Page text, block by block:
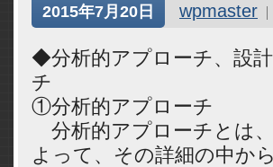
2015年7月20日 wpmaster
◆分析的アプローチ、設
チ
①分析的アプローチ
分析的アプローチとは
よって、その詳細の中か